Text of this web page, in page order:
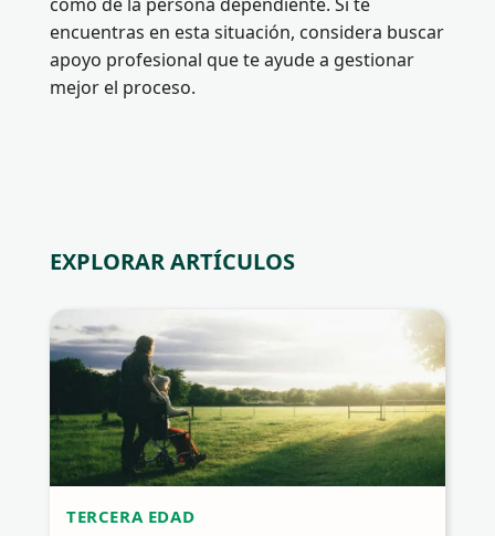
como de la persona dependiente. Si te
encuentras en esta situación, considera buscar
apoyo profesional que te ayude a gestionar
mejor el proceso.
EXPLORAR ARTÍCULOS
TERCERA EDAD